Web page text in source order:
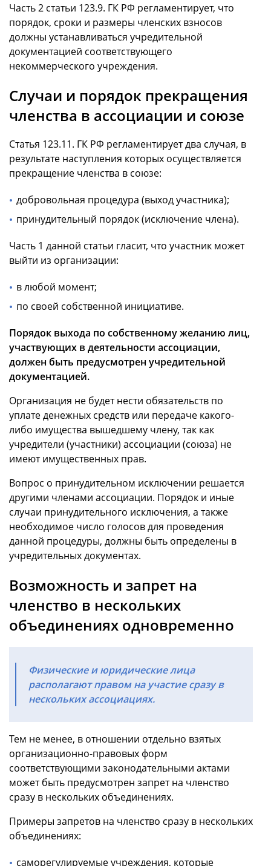
Часть 2 статьи 123.9. ГК РФ регламентирует, что
порядок, сроки и размеры членских взносов
должны устанавливаться учредительной
документацией соответствующего
некоммерческого учреждения.
Случаи и порядок прекращения
членства в ассоциации и союзе
Статья 123.11. ГК РФ регламентирует два случая, в
результате наступления которых осуществляется
прекращение членства в союзе:
добровольная процедура (выход участника);
принудительный порядок (исключение члена).
Часть 1 данной статьи гласит, что участник может
выйти из организации:
в любой момент;
по своей собственной инициативе.
Порядок выхода по собственному желанию лиц,
участвующих в деятельности ассоциации,
должен быть предусмотрен учредительной
документацией.
Организация не будет нести обязательств по
уплате денежных средств или передаче какого-
либо имущества вышедшему члену, так как
учредители (участники) ассоциации (союза) не
имеют имущественных прав.
Вопрос о принудительном исключении решается
другими членами ассоциации. Порядок и иные
случаи принудительного исключения, а также
необходимое число голосов для проведения
данной процедуры, должны быть определены в
учредительных документах.
Возможность и запрет на
членство в нескольких
объединениях одновременно
Физические и юридические лица
располагают правом на участие сразу в
нескольких ассоциациях.
Тем не менее, в отношении отдельно взятых
организационно-правовых форм
соответствующими законодательными актами
может быть предусмотрен запрет на членство
сразу в нескольких объединениях.
Примеры запретов на членство сразу в нескольких
объединениях:
саморегулируемые учреждения, которые